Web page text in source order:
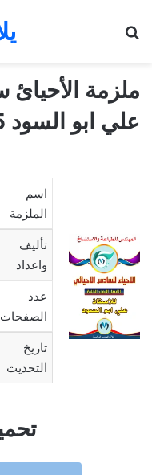
ملزمة
علي ابو السود 2025 pdf
اسم
الملزمة
تأليف
واعداد
عدد
الصفحات
تاريخ
التحديث